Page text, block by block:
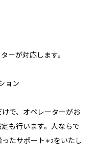
ーが対応します。
ョン
で、オペレーターがお
も行います。人ならで
たサポート＊2をいたし